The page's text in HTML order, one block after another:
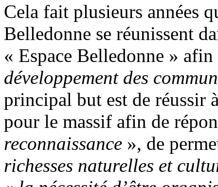
Cela fait plusieurs années
Belledonne se réunissent
« Espace Belledonne »
développement des
principal but est de réussir
pour le massif afin de
reconnaissance », de
richesses naturelles et